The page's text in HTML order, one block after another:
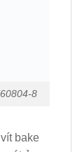
8
bake